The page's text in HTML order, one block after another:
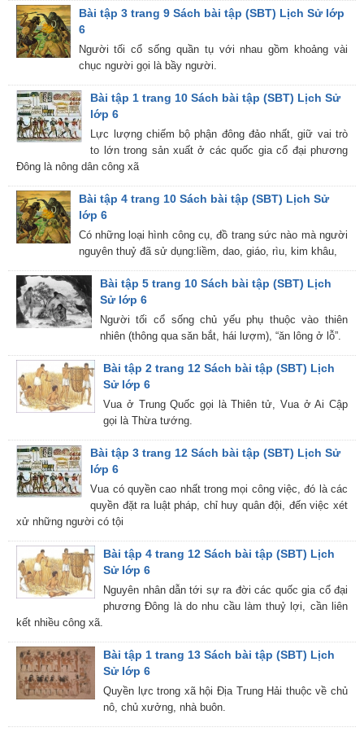
Bài tập 3 trang 9 Sách bài tập (SBT) Lịch Sử lớp
6
Người tối cổ sống quần tụ với nhau gồm khoảng vài
chục người gọi là bầy người.
Bài tập 1 trang 10 Sách bài tập (SBT) Lịch Sử
lớp 6
Lực lượng chiếm bộ phận đông đảo nhất, giữ vai trò
to lớn trong sản xuất ở các quốc gia cổ đại phương
Đông là nông dân công xã
Bài tập 4 trang 10 Sách bài tập (SBT) Lịch Sử
lớp 6
Có những loại hình công cụ, đồ trang sức nào mà người
nguyên thuỷ đã sử dụng:liềm, dao, giáo, rìu, kim khâu,
Bài tập 5 trang 10 Sách bài tập (SBT) Lịch
Sử lớp 6
Người tối cổ sống chủ yếu phụ thuộc vào thiên
nhiên (thông qua săn bắt, hái lượm), “ăn lông ở lỗ”.
Bài tập 2 trang 12 Sách bài tập (SBT) Lịch
Sử lớp 6
Vua ở Trung Quốc gọi là Thiên tử, Vua ở Ai Cập
gọi là Thừa tướng.
Bài tập 3 trang 12 Sách bài tập (SBT) Lịch Sử
lớp 6
Vua có quyền cao nhất trong mọi công việc, đó là các
quyền đặt ra luật pháp, chỉ huy quân đội, đến việc xét
xử những người có tội
Bài tập 4 trang 12 Sách bài tập (SBT) Lịch
Sử lớp 6
Nguyên nhân dẫn tới sự ra đời các quốc gia cổ đại
phương Đông là do nhu cầu làm thuỷ lợi, cần liên
kết nhiều công xã.
Bài tập 1 trang 13 Sách bài tập (SBT) Lịch
Sử lớp 6
Quyền lực trong xã hội Địa Trung Hải thuộc về chủ
nô, chủ xưởng, nhà buôn.